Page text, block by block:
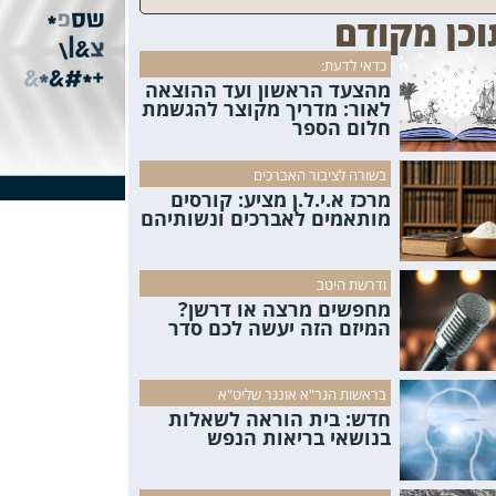
מקודם
כדאי לדעת:
מהצעד הראשון ועד ההוצאה
לאור: מדריך מקוצר להגשמת
חלום הספר
בשורה לציבור האברכים
מרכז א.י.ל.ן מציע: קורסים
מותאמים לאברכים ונשותיהם
ודרשת היטב
מחפשים מרצה או דרשן?
המיזם הזה יעשה לכם סדר
בראשות הגר"א אונגר שליט"א
חדש: בית הוראה לשאלות
בנושאי בריאות הנפש